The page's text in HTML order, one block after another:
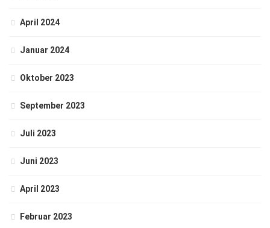
April 2024
Januar 2024
Oktober 2023
September 2023
Juli 2023
Juni 2023
April 2023
Februar 2023